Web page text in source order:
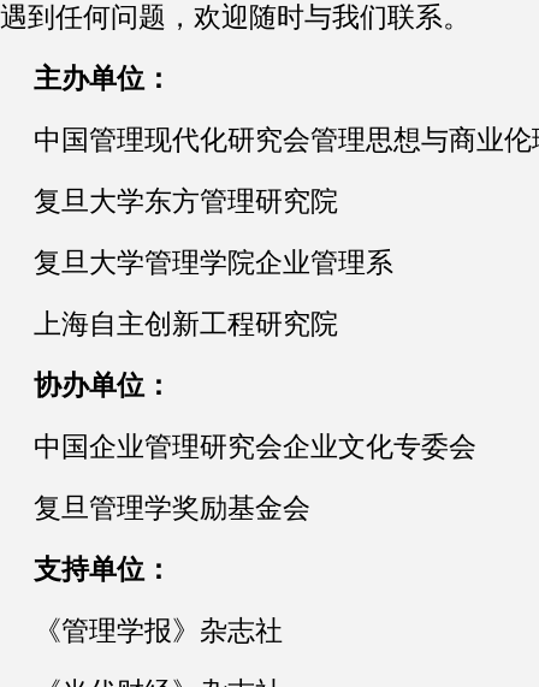
遇到任何问题 ， 欢迎随时与我们联系。
主办单位 ：
中国管理现代化研究会管理思想与商业
复旦大学东方管理研究院
复旦大学管理学院企业管理系
上海自主创新工程研究院
协办单位 ：
中国企业管理研究会企业文化专委会
复旦管理学奖励基金会
支持单位 ：
《管理学报》 杂志社